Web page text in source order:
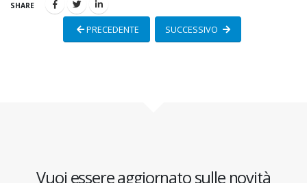
SHARE
PRECEDENTE SUCCESSIVO
Vuoi essere aggiornato sulle novità